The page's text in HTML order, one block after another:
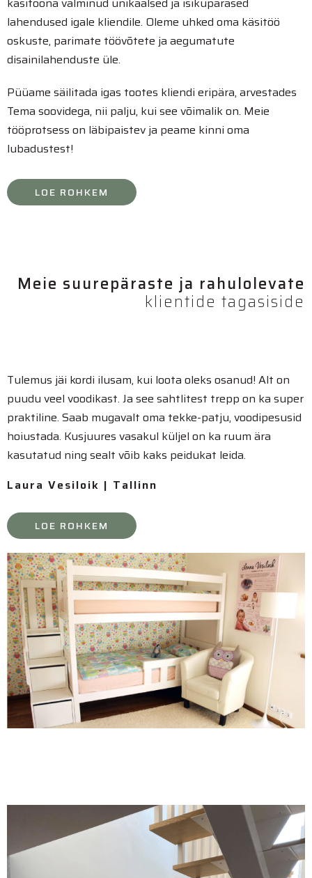
lahendused igale kliendile. Oleme uhked oma käsitöö
oskuste, parimate töövõtete ja aegumatute
disainilahenduste üle.
Püüame säilitada igas tootes kliendi eripära, arvestades
Tema soovidega, nii palju, kui see võimalik on. Meie
tööprotsess on läbipaistev ja peame kinni oma
lubadustest!
LOE ROHKEM
Meie suurepäraste ja rahulolevate
klientide tagasiside
Tulemus jäi kordi ilusam, kui loota oleks osanud! Alt on
puudu veel voodikast. Ja see sahtlitest trepp on ka super
praktiline. Saab mugavalt oma tekke-patju, voodipesusid
hoiustada. Kusjuures vasakul küljel on ka ruum ära
kasutatud ning sealt võib kaks peidukat leida.
Laura Vesiloik | Tallinn
LOE ROHKEM